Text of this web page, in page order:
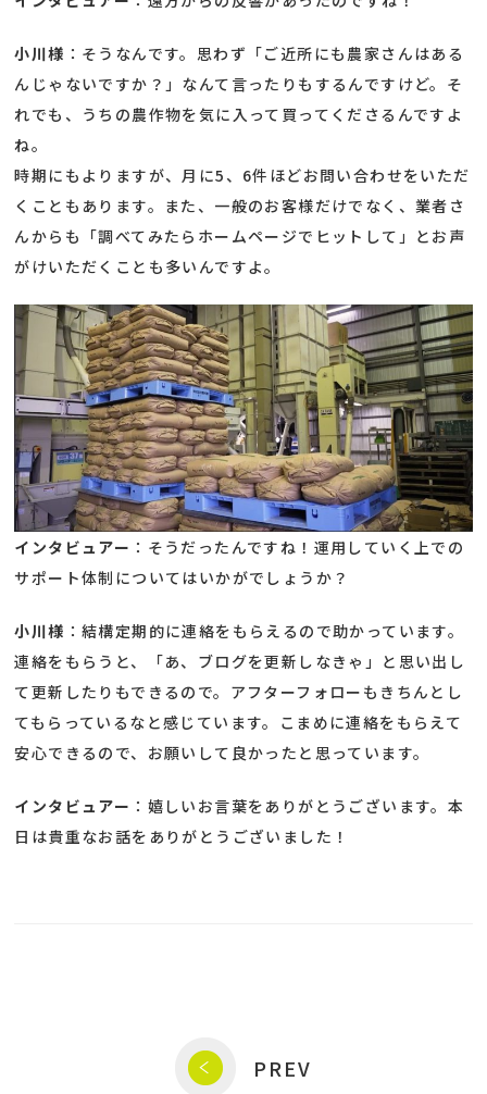
小川様 ：そうなんです。思わず「ご近所にも農家さんはある
んじゃないですか？」なんて言ったりもするんですけど。そ
れでも、うちの農作物を気に入って買ってくださるんですよ
ね。
時期にもよりますが、月に5、6件ほどお問い合わせをいただ
くこともあります。また、一般のお客様だけでなく、業者さ
んからも「調べてみたらホームページでヒットして」とお声
がけいただくことも多いんですよ。
インタビュアー ：そうだったんですね！運用していく上での
サポート体制についてはいかがでしょうか？
小川様 ：結構定期的に連絡をもらえるので助かっています。
連絡をもらうと、「あ、ブログを更新しなきゃ」と思い出し
て更新したりもできるので。アフターフォローもきちんとし
てもらっているなと感じています。こまめに連絡をもらえて
安心できるので、お願いして良かったと思っています。
インタビュアー ：嬉しいお言葉をありがとうございます。本
日は貴重なお話をありがとうございました！
PREV